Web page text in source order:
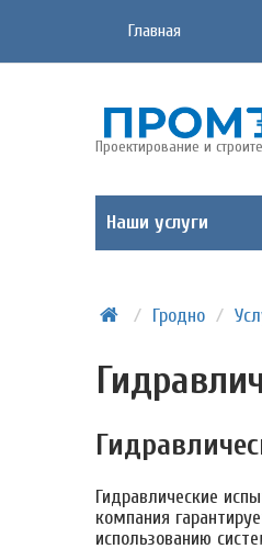
Главная
Проектирование и
Наши услуги
/ Гродно /
Гидравлические
компания
использованию